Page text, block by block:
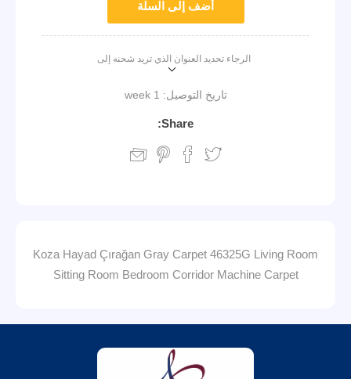
أضف إلى السلة
الرجاء تحديد العنوان الذي تريد شحنه إلى
تاريخ التوصيل: 1 week
Share:
Koza Hayad Çırağan Gray Carpet 46325G Living Room
Sitting Room Bedroom Corridor Machine Carpet